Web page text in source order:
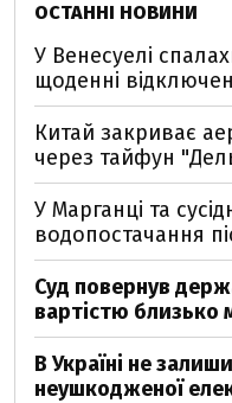
ОСТАННІ НОВИНИ
У Венесуелі
щоденні
Китай закриває
через тайфун
У Марганці та
водопостачання
Суд повернув
вартістю близько
В Україні не
неушкодженої